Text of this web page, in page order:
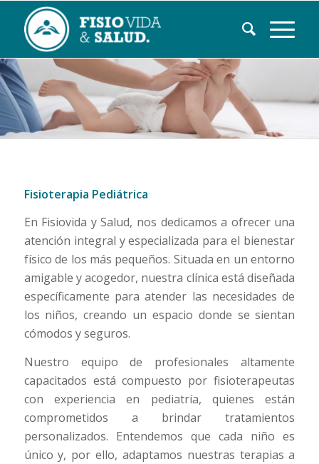
Fisioterapia Pediátrica
En Fisiovida y Salud, nos dedicamos a ofrecer una
atención integral y especializada para el bienestar
físico de los más pequeños. Situada en un entorno
amigable y acogedor, nuestra clínica está diseñada
específicamente para atender las necesidades de
los niños, creando un espacio donde se sientan
cómodos y seguros.
Nuestro equipo de profesionales altamente
capacitados está compuesto por fisioterapeutas
con experiencia en pediatría, quienes están
comprometidos a brindar tratamientos
personalizados. Entendemos que cada niño es
único y, por ello, adaptamos nuestras terapias a